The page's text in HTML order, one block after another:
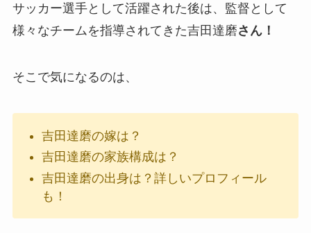
サッカー選手として活躍された後は、監督として
様々なチームを指導されてきた吉田達磨さん！
そこで気になるのは、
吉田達磨の嫁は？
吉田達磨の家族構成は？
吉田達磨の出身は？詳しいプロフィール
も！